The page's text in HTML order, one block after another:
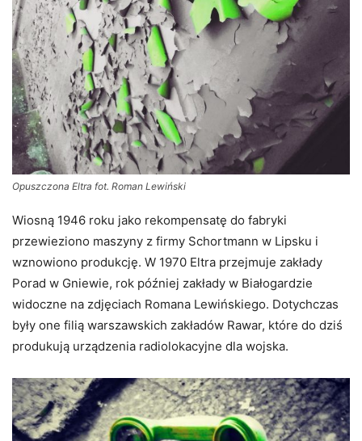
Opuszczona Eltra fot. Roman Lewiński
Wiosną 1946 roku jako rekompensatę do fabryki
przewieziono maszyny z firmy Schortmann w Lipsku i
wznowiono produkcję. W 1970 Eltra przejmuje zakłady
Porad w Gniewie, rok później zakłady w Białogardzie
widoczne na zdjęciach Romana Lewińskiego. Dotychczas
były one filią warszawskich zakładów Rawar, które do dziś
produkują urządzenia radiolokacyjne dla wojska.